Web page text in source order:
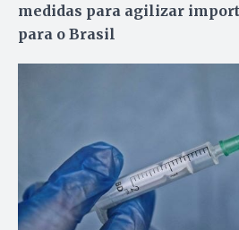
medidas para agilizar
para o Brasil